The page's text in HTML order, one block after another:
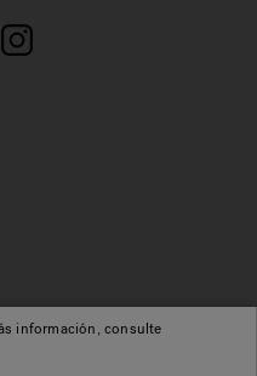
información, consulte